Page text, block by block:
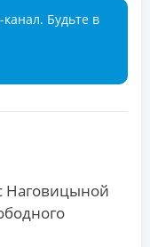
Будьте в
Наговицыной